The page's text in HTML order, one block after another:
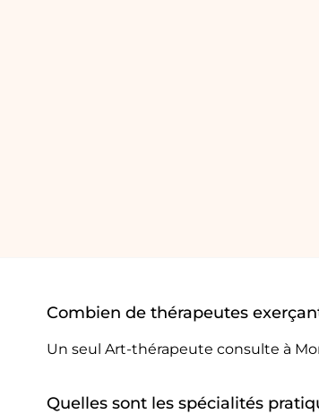
Combien de thérapeutes
Un seul Art-thérapeute consulte à
Quelles sont les spécialités